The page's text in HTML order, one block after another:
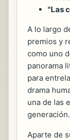
"Las
A lo largo
premios y
como uno
panorama
para
drama
una de las
generación.
Aparte de